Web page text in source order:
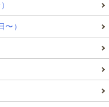
リス親子留学
）